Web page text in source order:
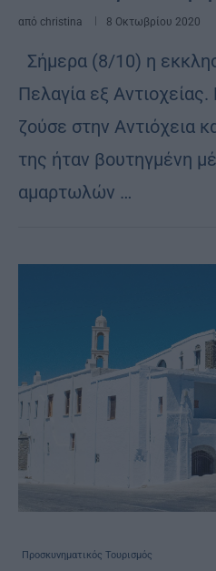
από christina 8 Οκτωβρίου 2020
Σήμερα (8/10) η
Πελαγία εξ
ζούσε στην Αντιόχεια
της ήταν βουτηγμένη
αμαρτωλών …
Προσκυνηματικός Τουρισμός